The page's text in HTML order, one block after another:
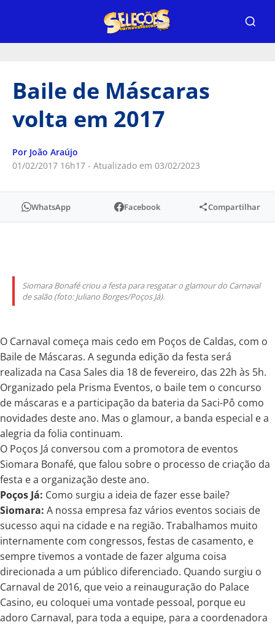
Baile de Máscaras
volta em 2017
Por João Araújo
01/02/2017 16h17 - Atualizado em 03/02/2023
WhatsApp Facebook Compartilhar
Siomara Bonafé criou a festa para resgatar o glamour do Carnaval
de salão (foto: Juliano Borges/Poços Já).
O Carnaval começa mais cedo em Poços de Caldas, com o
Baile de Máscaras. A segunda edição da festa será
realizada na Casa Sales dia 18 de fevereiro, das 22h às 5h.
Organizado pela Prisma Eventos, o baile tem o concurso
de máscaras e a participação da bateria da Saci-Pô como
novidades deste ano. Mas o glamour, a banda especial e a
alegria da folia continuam.
O Poços Já conversou com a promotora de eventos
Siomara Bonafé, que falou sobre o processo de criação da
festa e a organização deste ano.
Poços Já: Como surgiu a ideia de fazer esse baile?
Siomara: A nossa empresa faz vários eventos sociais de
sucesso aqui na cidade e na região. Trabalhamos muito
internamente com congressos, festas de casamento, e
sempre tivemos a vontade de fazer alguma coisa
direcionada a um público diferenciado. Quando surgiu o
Carnaval de 2016, que veio a reinauguração do Palace
Casino, eu coloquei uma vontade pessoal, porque eu
adoro Carnaval, para toda a equipe, para a coordenadora